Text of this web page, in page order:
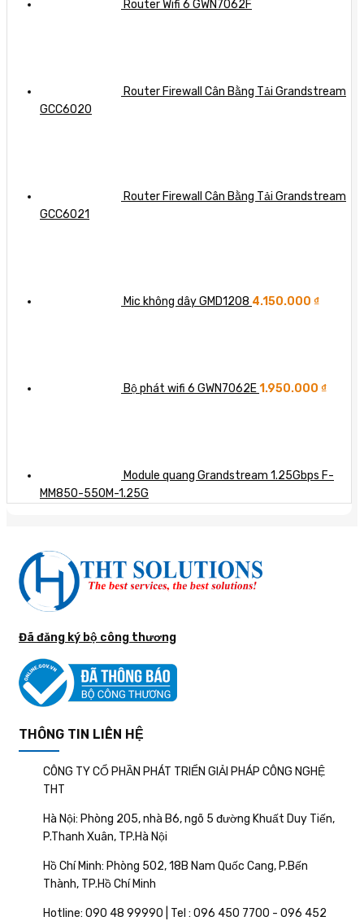
Router Wifi 6 GWN7062F
Router Firewall Cân Bằng Tải Grandstream
GCC6020
Router Firewall Cân Bằng Tải Grandstream
GCC6021
Mic không dây GMD1208 4.150.000 ₫
Bộ phát wifi 6 GWN7062E1.950.000 ₫
Module quang Grandstream 1.25Gbps F-
MM850-550M-1.25G
Đã đăng ký bộ công thương
THÔNG TIN LIÊN HỆ
CÔNG TY CỔ PHẦN PHÁT TRIỂN GIẢI PHÁP CÔNG NGHỆ
THT
Hà Nội: Phòng 205, nhà B6, ngõ 5 đường Khuất Duy Tiến,
P.Thanh Xuân, TP.Hà Nội
Hồ Chí Minh: Phòng 502, 18B Nam Quốc Cang, P.Bến
Thành, TP.Hồ Chí Minh
Hotline: 090 48 99990 | Tel : 096 450 7700 - 096 452